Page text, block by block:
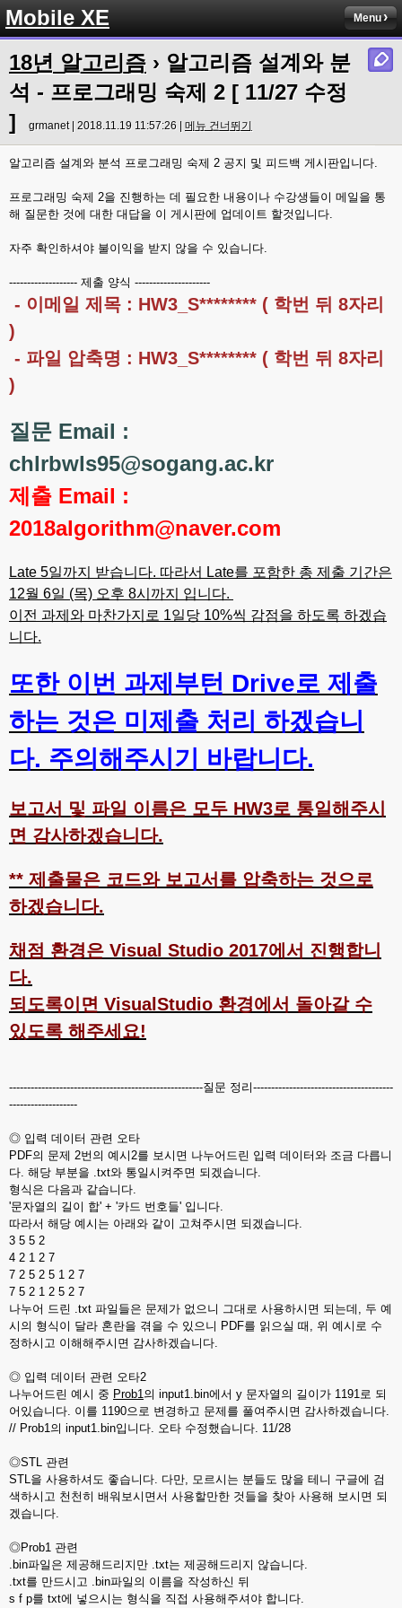
Mobile XE Menu
18년 알고리즘 › 알고리즘 설계와 분
석 - 프로그래밍 숙제 2 [ 11/27 수정
]
grmanet | 2018.11.19 11:57:26 | 메뉴 건너뛰기
알고리즘 설계와 분석 프로그래밍 숙제 2 공지 및 피드백 게시판입니다.
프로그래밍 숙제 2을 진행하는 데 필요한 내용이나 수강생들이 메일을 통
해 질문한 것에 대한 대답을 이 게시판에 업데이트 할것입니다.
자주 확인하셔야 불이익을 받지 않을 수 있습니다.
------------------- 제출 양식 ---------------------
- 이메일 제목 : HW3_S******** ( 학번 뒤 8자리
)
- 파일 압축명 : HW3_S******** ( 학번 뒤 8자리
)
질문 Email :
chlrbwls95@sogang.ac.kr
제출 Email :
2018algorithm@naver.com
Late 5일까지 받습니다. 따라서 Late를 포함한 총 제출 기간은
12월 6일 (목) 오후 8시까지 입니다.
이전 과제와 마찬가지로 1일당 10%씩 감점을 하도록 하겠습
니다.
또한 이번 과제부턴 Drive로 제출
하는 것은 미제출 처리 하겠습니
다. 주의해주시기 바랍니다.
보고서 및 파일 이름은 모두 HW3로 통일해주시
면 감사하겠습니다.
** 제출물은 코드와 보고서를 압축하는 것으로
하겠습니다.
채점 환경은 Visual Studio 2017에서 진행합니
다.
되도록이면 VisualStudio 환경에서 돌아갈 수
있도록 해주세요!
------------------------------------------------------질문 정리---------------------------------------
-------------------
◎ 입력 데이터 관련 오타
PDF의 문제 2번의 예시2를 보시면 나누어드린 입력 데이터와 조금 다릅니
다. 해당 부분을 .txt와 통일시켜주면 되겠습니다.
형식은 다음과 같습니다.
'문자열의 길이 합' + '카드 번호들' 입니다.
따라서 해당 예시는 아래와 같이 고쳐주시면 되겠습니다.
3 5 5 2
4 2 1 2 7
7 2 5 2 5 1 2 7
7 5 2 1 2 5 2 7
나누어 드린 .txt 파일들은 문제가 없으니 그대로 사용하시면 되는데, 두 예
시의 형식이 달라 혼란을 겪을 수 있으니 PDF를 읽으실 때, 위 예시로 수
정하시고 이해해주시면 감사하겠습니다.
◎ 입력 데이터 관련 오타2
나누어드린 예시 중 Prob1의 input1.bin에서 y 문자열의 길이가 1191로 되
어있습니다. 이를 1190으로 변경하고 문제를 풀여주시면 감사하겠습니다.
// Prob1의 input1.bin입니다. 오타 수정했습니다. 11/28
◎STL 관련
STL을 사용하셔도 좋습니다. 다만, 모르시는 분들도 많을 테니 구글에 검
색하시고 천천히 배워보시면서 사용할만한 것들을 찾아 사용해 보시면 되
겠습니다.
◎Prob1 관련
.bin파일은 제공해드리지만 .txt는 제공해드리지 않습니다.
.txt를 만드시고 .bin파일의 이름을 작성하신 뒤
s f p를 txt에 넣으시는 형식을 직접 사용해주셔야 합니다.